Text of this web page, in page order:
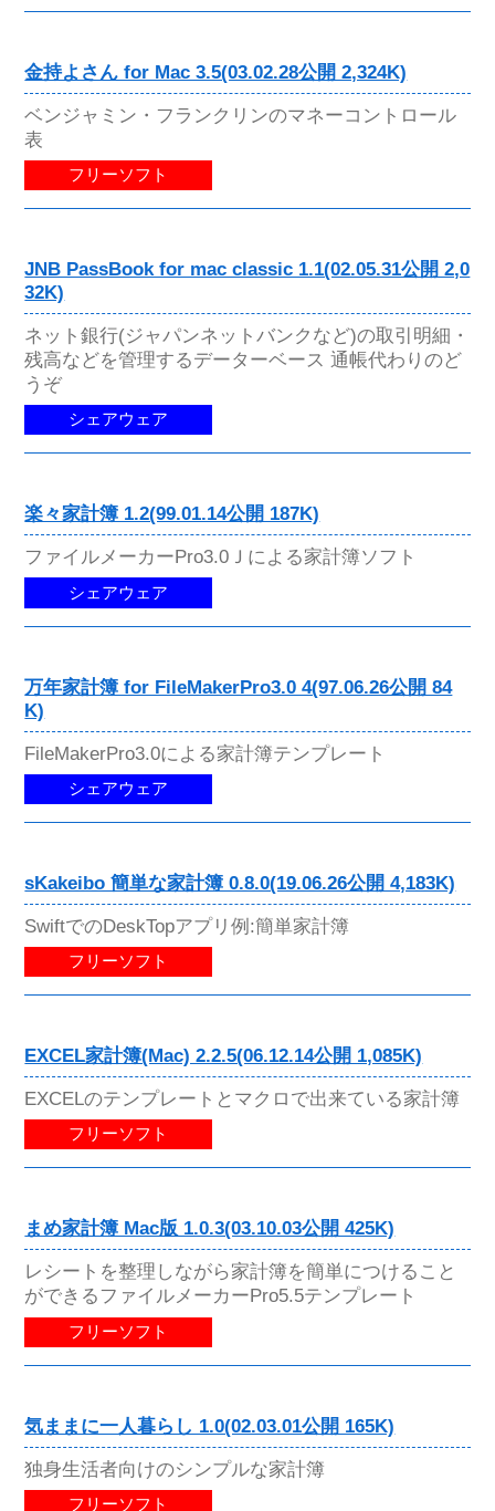
金持よさん for Mac 3.5(03.02.28公開 2,324K)
ベンジャミン・フランクリンのマネーコントロール
表
フリーソフト
JNB PassBook for mac classic 1.1(02.05.31公開 2,0
32K)
ネット銀行(ジャパンネットバンクなど)の取引明細・
残高などを管理するデーターベース 通帳代わりのど
うぞ
シェアウェア
楽々家計簿 1.2(99.01.14公開 187K)
ファイルメーカーPro3.0Ｊによる家計簿ソフト
シェアウェア
万年家計簿 for FileMakerPro3.0 4(97.06.26公開 84
K)
FileMakerPro3.0による家計簿テンプレート
シェアウェア
sKakeibo 簡単な家計簿 0.8.0(19.06.26公開 4,183K)
SwiftでのDeskTopアプリ例:簡単家計簿
フリーソフト
EXCEL家計簿(Mac) 2.2.5(06.12.14公開 1,085K)
EXCELのテンプレートとマクロで出来ている家計簿
フリーソフト
まめ家計簿 Mac版 1.0.3(03.10.03公開 425K)
レシートを整理しながら家計簿を簡単につけること
ができるファイルメーカーPro5.5テンプレート
フリーソフト
気ままに一人暮らし 1.0(02.03.01公開 165K)
独身生活者向けのシンプルな家計簿
フリーソフト